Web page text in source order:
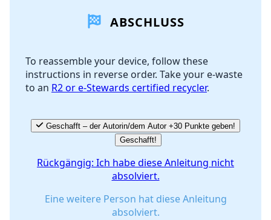
Kommentar hinzufügen
Abbrechen Kommentieren
ABSCHLUSS
To reassemble your device, follow these
instructions in reverse order. Take your e-waste
to an R2 or e-Stewards certified recycler.
Geschafft – der Autorin/dem Autor +30 Punkte geben!
Geschafft!
Rückgängig: Ich habe diese Anleitung nicht
absolviert.
Eine weitere Person hat diese Anleitung
absolviert.